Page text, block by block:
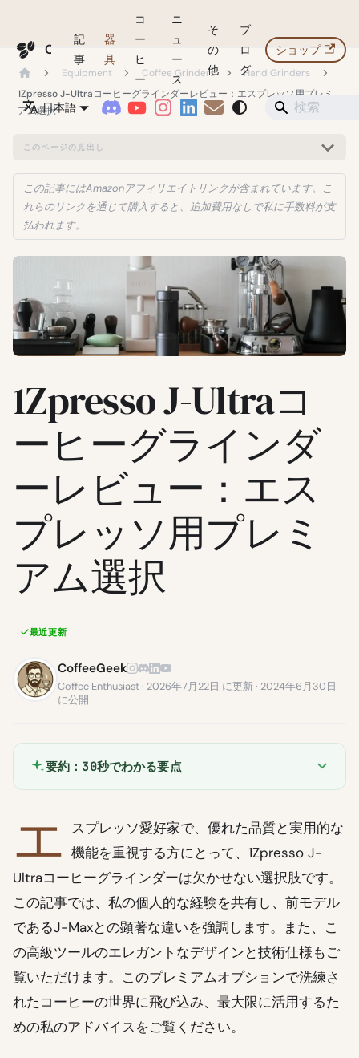
記
事
器
具
コ
ー
ヒ
ー
ニ
ュ
ー
ス
そ
の
他
ブ
ロ
グ
ショップ
日本語
Equipment Coffee Grinders
Hand Grinders
1Zpresso J-Ultraコーヒーグラインダーレビュー：エスプレッソ用プレミ
アム選択
このページの見出し
この記事にはAmazonアフィリエイトリンクが含まれています。こ
れらのリンクを通じて購入すると、追加費用なしで私に手数料が支
払われます。
1Zpresso J-Ultraコ
ーヒーグラインダ
ーレビュー：エス
プレッソ用プレミ
アム選択
最近更新
CoffeeGeek
Coffee Enthusiast · 2026年7月22日 に更新 · 2024年6月30日
に公開
要約：30秒でわかる要点
エ スプレッソ愛好家で、優れた品質と実用的な
機能を重視する方にとって、1Zpresso J-
Ultraコーヒーグラインダーは欠かせない選択肢です。
この記事では、私の個人的な経験を共有し、前モデル
であるJ-Maxとの顕著な違いを強調します。また、こ
の高級ツールのエレガントなデザインと技術仕様もご
覧いただけます。このプレミアムオプションで洗練さ
れたコーヒーの世界に飛び込み、最大限に活用するた
めの私のアドバイスをご覧ください。